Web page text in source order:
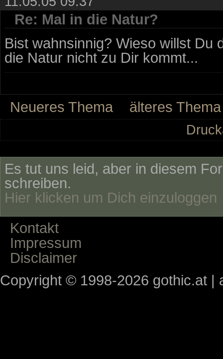
Re: Mal in die Natur?
Bist wahnsinnig? Wieso willst Du
die Natur nicht zu Dir kommt...
Neueres Thema älteres Thema
Es tut uns leid, aber in diesem
schreiben.
Hier klicken um Dich einzuloggen
Kontakt
Impressum
Disclaimer
Copyright © 1998-2026 gothic.at |